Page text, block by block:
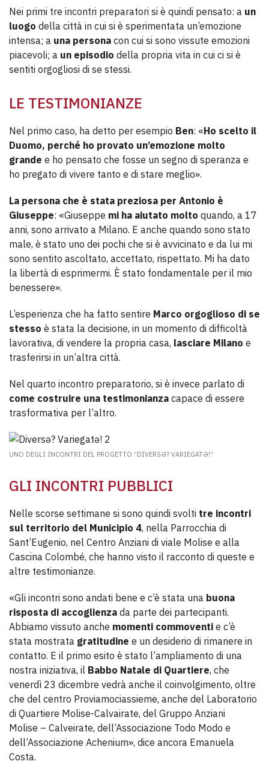
Nei primi tre incontri preparatori si è quindi pensato: a un
luogo della città in cui si è sperimentata un’emozione
intensa; a una persona con cui si sono vissute emozioni
piacevoli; a un episodio della propria vita in cui ci si è
sentiti orgogliosi di se stessi.
LE TESTIMONIANZE
Nel primo caso, ha detto per esempio Ben: «Ho scelto il
Duomo, perché ho provato un’emozione molto
grande e ho pensato che fosse un segno di speranza e
ho pregato di vivere tanto e di stare meglio».
La persona che è stata preziosa per Antonio è
Giuseppe: «Giuseppe mi ha aiutato molto quando, a 17
anni, sono arrivato a Milano. E anche quando sono stato
male, è stato uno dei pochi che si è avvicinato e da lui mi
sono sentito ascoltato, accettato, rispettato. Mi ha dato
la libertà di esprimermi. È stato fondamentale per il mio
benessere».
L’esperienza che ha fatto sentire Marco orgoglioso di se
stesso è stata la decisione, in un momento di difficoltà
lavorativa, di vendere la propria casa, lasciare Milano e
trasferirsi in un’altra città.
Nel quarto incontro preparatorio, si è invece parlato di
come costruire una testimonianza capace di essere
trasformativa per l’altro.
UNO DEGLI INCONTRI DEL PROGETTO “DIVERSƏ? VARIEGATƏ!”
GLI INCONTRI PUBBLICI
Nelle scorse settimane si sono quindi svolti tre incontri
sul territorio del Municipio 4, nella Parrocchia di
Sant’Eugenio, nel Centro Anziani di viale Molise e alla
Cascina Colombé, che hanno visto il racconto di queste e
altre testimonianze.
«Gli incontri sono andati bene e c’è stata una buona
risposta di accoglienza da parte dei partecipanti.
Abbiamo vissuto anche momenti commoventi e c’è
stata mostrata gratitudine e un desiderio di rimanere in
contatto. E il primo esito è stato l’ampliamento di una
nostra iniziativa, il Babbo Natale di Quartiere, che
venerdì 23 dicembre vedrà anche il coinvolgimento, oltre
che del centro Proviamociassieme, anche del Laboratorio
di Quartiere Molise-Calvairate, del Gruppo Anziani
Molise – Calveirate, dell’Associazione Todo Modo e
dell’Associazione Achenium», dice ancora Emanuela
Costa.